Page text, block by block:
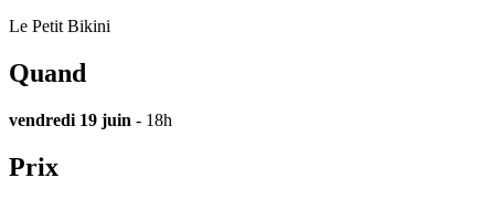
Le Petit Bikini
Quand
vendredi 19 juin - 18h
Prix